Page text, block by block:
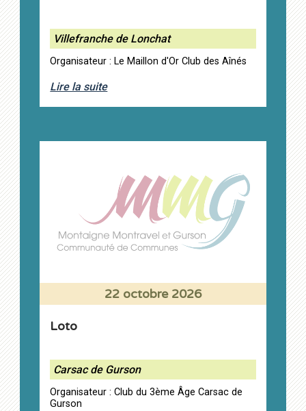
Villefranche de Lonchat
Organisateur : Le Maillon d'Or Club des Aînés
Lire la suite
22 octobre 2026
Loto
Carsac de Gurson
Organisateur : Club du 3ème Âge Carsac de
Gurson